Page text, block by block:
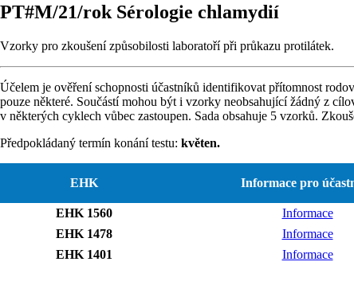
PT#M/21/rok Sérologie chlamydií
Vzorky pro zkoušení způsobilosti laboratoří při průkazu protilátek.
Účelem je ověření schopnosti účastníků identifikovat přítomnost
pouze některé. Součástí mohou být i vzorky neobsahující žádný z
v některých cyklech vůbec zastoupen. Sada obsahuje 5 vzorků.
Předpokládaný termín konání testu: květen.
EHK Informace pro
EHK 1560 Informace
EHK 1478
Informace
EHK 1401
Informace